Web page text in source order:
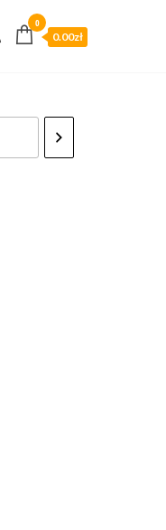
0
0.00zł